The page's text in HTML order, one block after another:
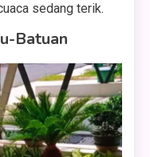
sedang terik.
Batuan